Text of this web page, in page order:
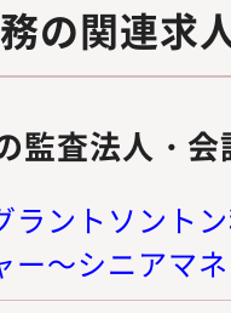
の関連求
監査法人・
ラントソント
ー～シニアマ